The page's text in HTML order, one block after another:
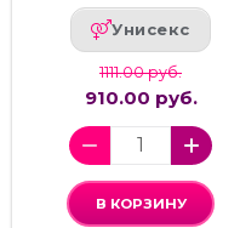
Унисекс
1111.00 руб.
910.00 руб.
В КОРЗИНУ